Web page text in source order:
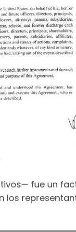
fue un